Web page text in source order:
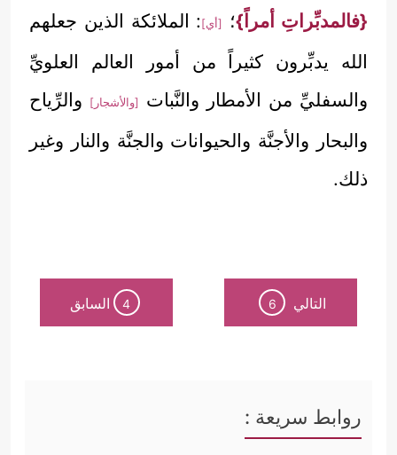
{فالمدبِّراتِ أمراً}؛ [أي] : الملائكة الذين جعلهم
الله يدبِّرون كثيراً من أمور العالم العلويِّ
والسفليِّ من الأمطار والنَّبات
[والأشجار]
والرِّياح
والبحار والأجنَّة والحيوانات والجنَّة والنار وغير
ذلك.
التالي 6
4 السابق
روابط سريعة :